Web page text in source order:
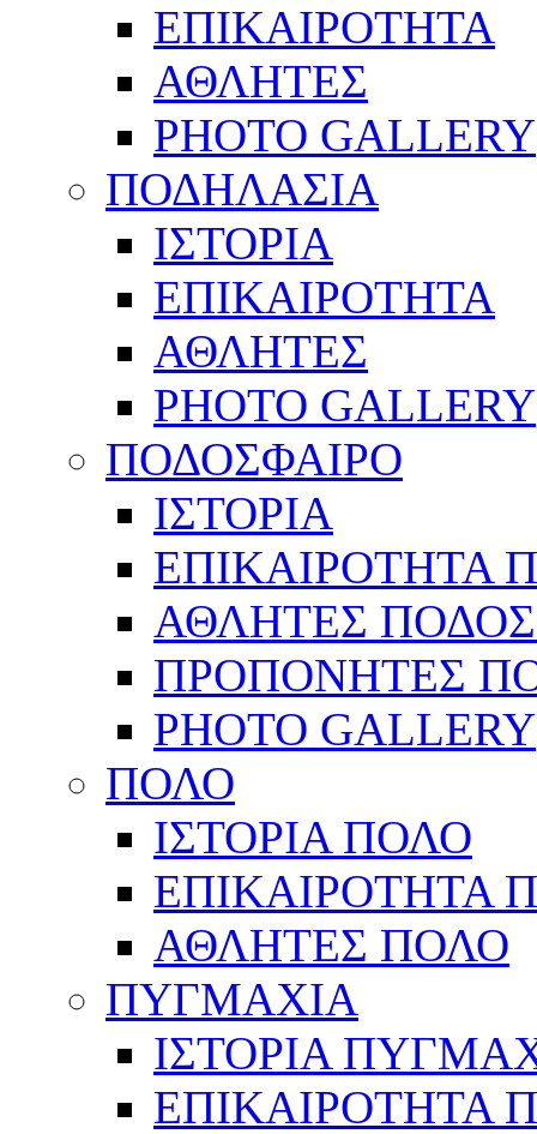
ΕΠΙΚΑΙΡΟΤΗΤΑ
ΑΘΛΗΤΕΣ
PHOTO GALLERY
ΠΟΔΗΛΑΣΙΑ
ΙΣΤΟΡΙΑ
ΕΠΙΚΑΙΡΟΤΗΤΑ
ΑΘΛΗΤΕΣ
PHOTO GALLERY
ΠΟΔΟΣΦΑΙΡΟ
ΙΣΤΟΡΙΑ
ΕΠΙΚΑΙΡΟΤΗΤΑ
ΑΘΛΗΤΕΣ
ΠΡΟΠΟΝΗΤΕΣ
PHOTO GALLERY
ΠΟΛΟ
ΙΣΤΟΡΙΑ ΠΟΛΟ
ΕΠΙΚΑΙΡΟΤΗΤΑ
ΑΘΛΗΤΕΣ ΠΟΛΟ
ΠΥΓΜΑΧΙΑ
ΙΣΤΟΡΙΑ
ΕΠΙΚΑΙΡΟΤΗΤΑ